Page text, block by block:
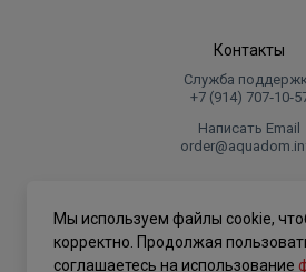
Контакты
Служба
+7 (914)
Написать Email
.
Мы используем файлы cookie,
корректно. Продолжая
соглашаетесь на использование